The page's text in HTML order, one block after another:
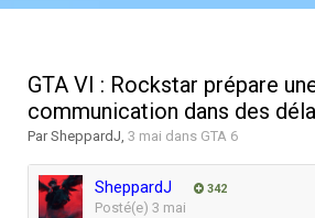
GTA VI : Rockstar prépare
communication dans des
ParSheppardJ, 3 mai dans GTA 6
SheppardJ 342
Posté(e) 3 mai